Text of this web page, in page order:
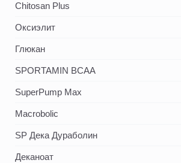
Chitosan Plus
Оксиэлит
Глюкан
SPORTAMIN ВСАА
SuperPump Max
Macrobolic
SP Дека Дураболин
Деканоат